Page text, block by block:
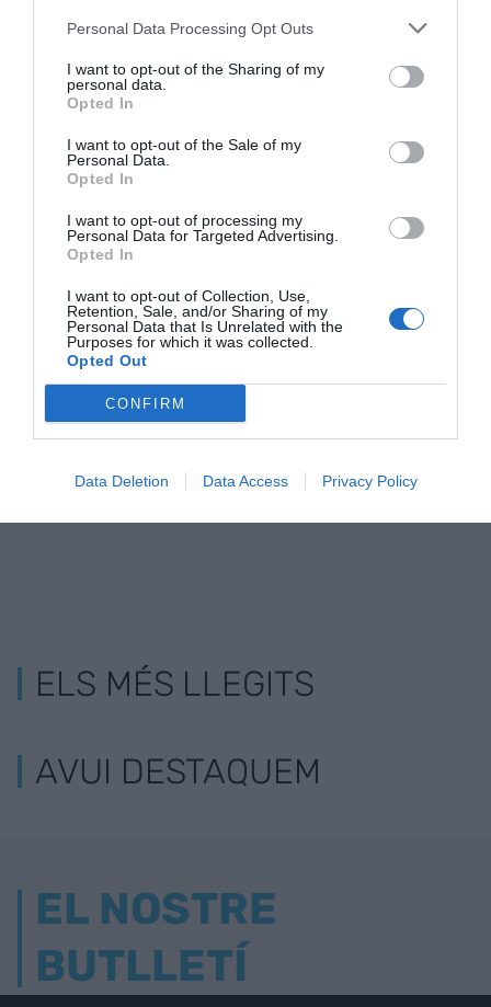
Personal Data Processing Opt Outs
I want to opt-out of the Sharing of my
personal data.
Opted In
I want to opt-out of the Sale of my
Personal Data.
Opted In
I want to opt-out of processing my
Personal Data for Targeted Advertising.
Opted In
I want to opt-out of Collection, Use,
Retention, Sale, and/or Sharing of my
Personal Data that Is Unrelated with the
Purposes for which it was collected.
Opted Out
CONFIRM
Data Deletion Data Access Privacy Policy
RELACIONADES
Què he de fer si
tenia un vol als EUA
cancel·lat pel
coronavirus?
Davant el pànic dels
dels economistes
El Govern
milions
l'economia
ELS MÉS LLEGITS
AVUI DESTAQUEM
EL NOSTRE
BUTLLETÍ